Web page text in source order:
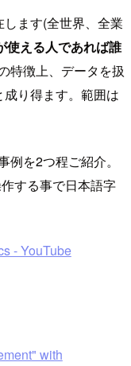
ます(全世界、全業
使える人であれば誰
特徴上、データを扱
り得ます。範囲は
を2つ程ご紹介。
する事で日本語字
- YouTube
with